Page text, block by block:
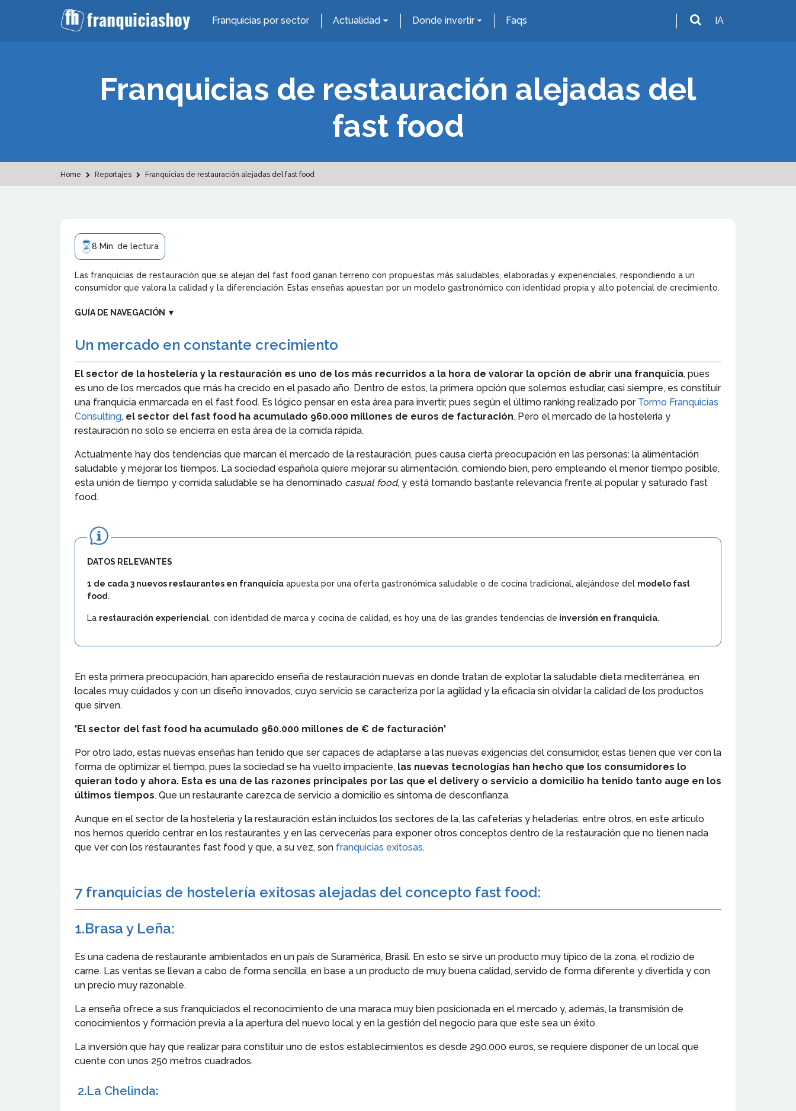
Franquicias por sector Actualidad Donde invertir Faqs IA
Franquicias de restauración alejadas del
fast food
Home Reportajes Franquicias de restauración alejadas del fast food
8 Min. de lectura
Las franquicias de restauración que se alejan del fast food ganan terreno con propuestas más saludables, elaboradas y experienciales, respondiendo a un
consumidor que valora la calidad y la diferenciación. Estas enseñas apuestan por un modelo gastronómico con identidad propia y alto potencial de crecimiento.
GUÍA DE NAVEGACIÓN ▼
Un mercado en constante crecimiento
El sector de la hostelería y la restauración es uno de los más recurridos a la hora de valorar la opción de abrir una franquicia, pues
es uno de los mercados que más ha crecido en el pasado año. Dentro de estos, la primera opción que solemos estudiar, casi siempre, es constituir
una franquicia enmarcada en el fast food. Es lógico pensar en esta área para invertir, pues según el último ranking realizado por Tormo Franquicias
Consulting, el sector del fast food ha acumulado 960.000 millones de euros de facturación. Pero el mercado de la hostelería y
restauración no solo se encierra en esta área de la comida rápida.
Actualmente hay dos tendencias que marcan el mercado de la restauración, pues causa cierta preocupación en las personas: la alimentación
saludable y mejorar los tiempos. La sociedad española quiere mejorar su alimentación, comiendo bien, pero empleando el menor tiempo posible,
esta unión de tiempo y comida saludable se ha denominado casual food, y está tomando bastante relevancia frente al popular y saturado fast
food.
DATOS RELEVANTES
1 de cada 3 nuevos restaurantes en franquicia apuesta por una oferta gastronómica saludable o de cocina tradicional, alejándose del modelo fast
food.
La restauración experiencial, con identidad de marca y cocina de calidad, es hoy una de las grandes tendencias de inversión en franquicia.
En esta primera preocupación, han aparecido enseña de restauración nuevas en donde tratan de explotar la saludable dieta mediterránea, en
locales muy cuidados y con un diseño innovados, cuyo servicio se caracteriza por la agilidad y la eficacia sin olvidar la calidad de los productos
que sirven.
'El sector del fast food ha acumulado 960.000 millones de € de facturación'
Por otro lado, estas nuevas enseñas han tenido que ser capaces de adaptarse a las nuevas exigencias del consumidor, estas tienen que ver con la
forma de optimizar el tiempo, pues la sociedad se ha vuelto impaciente, las nuevas tecnologías han hecho que los consumidores lo
quieran todo y ahora. Esta es una de las razones principales por las que el delivery o servicio a domicilio ha tenido tanto auge en los
últimos tiempos. Que un restaurante carezca de servicio a domicilio es síntoma de desconfianza.
Aunque en el sector de la hostelería y la restauración están incluidos los sectores de la, las cafeterías y heladerías, entre otros, en este articulo
nos hemos querido centrar en los restaurantes y en las cervecerías para exponer otros conceptos dentro de la restauración que no tienen nada
que ver con los restaurantes fast food y que, a su vez, son franquicias exitosas.
7 franquicias de hostelería exitosas alejadas del concepto fast food:
1.Brasa y Leña:
Es una cadena de restaurante ambientados en un país de Suramérica, Brasil. En esto se sirve un producto muy típico de la zona, el rodizio de
carne. Las ventas se llevan a cabo de forma sencilla, en base a un producto de muy buena calidad, servido de forma diferente y divertida y con
un precio muy razonable.
La enseña ofrece a sus franquiciados el reconocimiento de una maraca muy bien posicionada en el mercado y, además, la transmisión de
conocimientos y formación previa a la apertura del nuevo local y en la gestión del negocio para que este sea un éxito.
La inversión que hay que realizar para constituir uno de estos establecimientos es desde 290.000 euros, se requiere disponer de un local que
cuente con unos 250 metros cuadrados.
2.La Chelinda: